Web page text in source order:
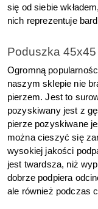
się od siebie
nich reprezentuje
Poduszka
Ogromną
naszym sklepie nie
pierzem. Jest to
pozyskiwany jest z
pierze pozyskiwane
można cieszyć się
wysokiej jakości
jest twardsza, niż
dobrze podpiera
ale również podczas